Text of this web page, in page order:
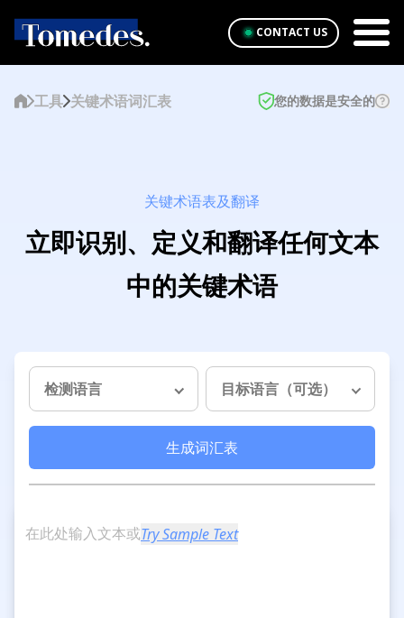
CONTACT US
工具 关键术语词汇表 您的数据是安全的
关键术语表及翻译
立即识别、定义和翻译任何文本
中的关键术语
检测语言 目标语言（可选）
生成词汇表
在此处输入文本或Try Sample Text